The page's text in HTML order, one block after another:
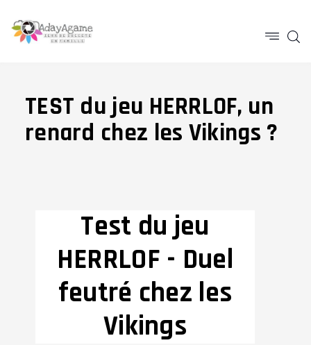
TEST du jeu HERRLOF, un
renard chez les Vikings ?
Test du jeu
HERRLOF - Duel
feutré chez les
Vikings